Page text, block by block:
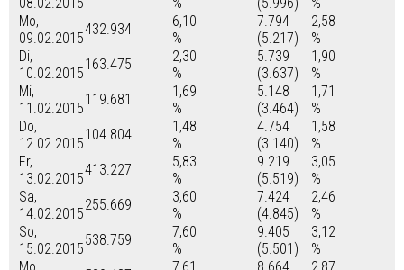
Mo,
09.02.2015
432.934
6,10
%
7.794
(5.217)
2,58
%
Di,
10.02.2015
163.475
2,30
%
5.739
(3.637)
1,90
%
Mi,
11.02.2015
119.681
1,69
%
5.148
(3.464)
1,71
%
Do,
12.02.2015
104.804
1,48
%
4.754
(3.140)
1,58
%
Fr,
13.02.2015
413.227
5,83
%
9.219
(5.519)
3,05
%
Sa,
14.02.2015
255.669
3,60
%
7.424
(4.845)
2,46
%
So,
15.02.2015
538.759
7,60
%
9.405
(5.501)
3,12
%